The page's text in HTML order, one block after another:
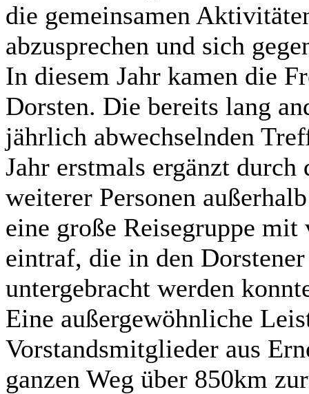
die gemeinsamen
abzusprechen und sich
In diesem Jahr kamen die
Dorsten. Die bereits lang
jährlich abwechselnden
Jahr erstmals ergänzt
weiterer Personen
eine große Reisegruppe
eintraf, die in den
untergebracht werden
Eine außergewöhnliche
Vorstandsmitglieder aus
ganzen Weg über 850km